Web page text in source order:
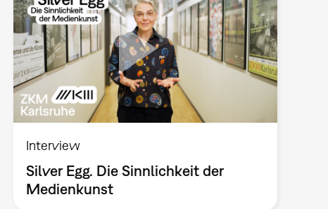
Interview
Silver Egg. Die Sinnlichkeit der
Medienkunst